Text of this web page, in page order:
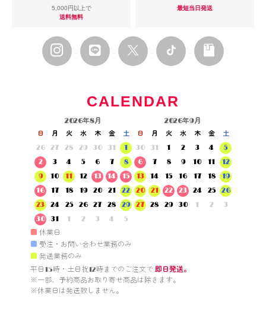
5,000円以上で
送料無料
最短当日発送
CALENDAR
2026年8月
日 月 火 水 木 金
土
26
27 28 29 30 31
1
2
3 4 5 6 7
8
9
10 11 12 13 14
15
16
17 18 19 20 21
22
23
24 25 26 27 28
29
30
31 1 2 3 4 5
2026年9月
日 月 火 水 木 金
土
30
31 1 2 3 4
5
6
7 8 9 10 11
12
13
14 15 16 17 18
19
20
21 22 23 24 25
26
27
28 29 30 1 2 3
■ 休業日
■ 受注・お問い合わせ業務のみ
■ 発送業務のみ
平日15時・土日祝12時までのご注文で 即日発送。
※一部、予約商品お取り寄せ商品は除きます。
※休業日は発送致しません。